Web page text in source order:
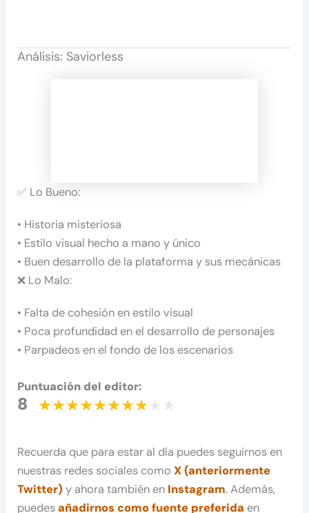
Análisis: Saviorless
✅ Lo Bueno:
• Historia misteriosa
• Estilo visual hecho a mano y único
• Buen desarrollo de la plataforma y sus mecánicas
❌ Lo Malo:
• Falta de cohesión en estilo visual
• Poca profundidad en el desarrollo de personajes
• Parpadeos en el fondo de los escenarios
Puntuación del editor:
8
Recuerda que para estar al día puedes seguirnos en
nuestras redes sociales comoX (anteriormente
Twitter) y ahora también en Instagram. Además,
puedesañadirnos como fuente preferida en